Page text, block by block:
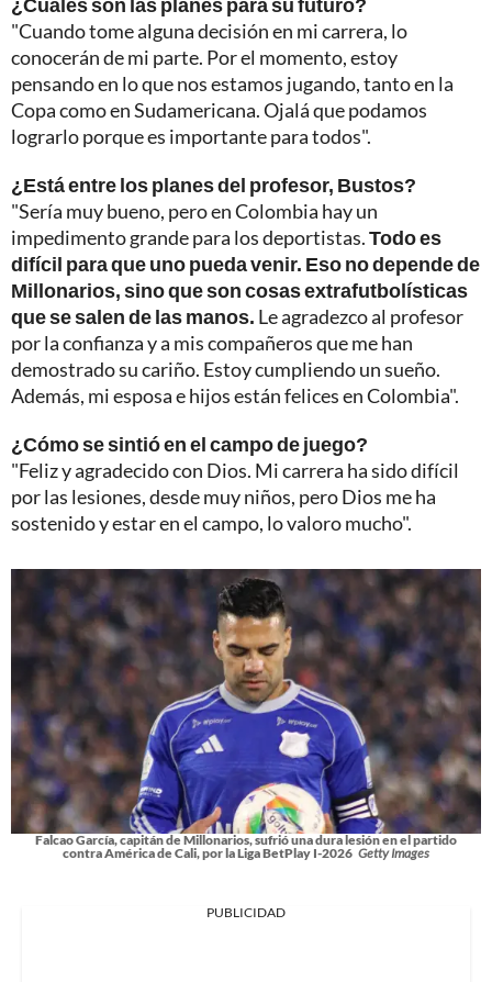
"Cuando tome alguna decisión en mi carrera, lo
conocerán de mi parte. Por el momento, estoy
pensando en lo que nos estamos jugando, tanto en la
Copa como en Sudamericana. Ojalá que podamos
lograrlo porque es importante para todos".
¿Está entre los planes del profesor, Bustos?
"Sería muy bueno, pero en Colombia hay un
impedimento grande para los deportistas.Todo es
difícil para que uno pueda venir. Eso no depende de
Millonarios, sino que son cosas extrafutbolísticas
que se salen de las manos. Le agradezco al profesor
por la confianza y a mis compañeros que me han
demostrado su cariño. Estoy cumpliendo un sueño.
Además, mi esposa e hijos están felices en Colombia".
¿Cómo se sintió en el campo de juego?
"Feliz y agradecido con Dios. Mi carrera ha sido difícil
por las lesiones, desde muy niños, pero Dios me ha
sostenido y estar en el campo, lo valoro mucho".
Falcao García, capitán de Millonarios, sufrió una dura lesión en el partido
contra América de Cali, por la Liga BetPlay I-2026 Getty Images
PUBLICIDAD